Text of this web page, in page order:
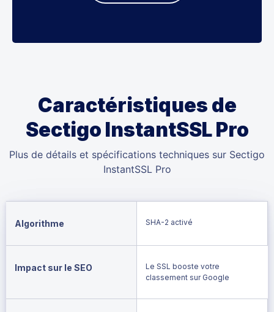
Caractéristiques de
Sectigo InstantSSL Pro
Plus de détails et spécifications techniques sur Sectigo
InstantSSL Pro
Algorithme SHA-2 activé
Impact sur le SEO
Le SSL booste votre
classement sur Google